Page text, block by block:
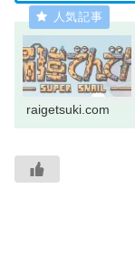
raigetsuki.com